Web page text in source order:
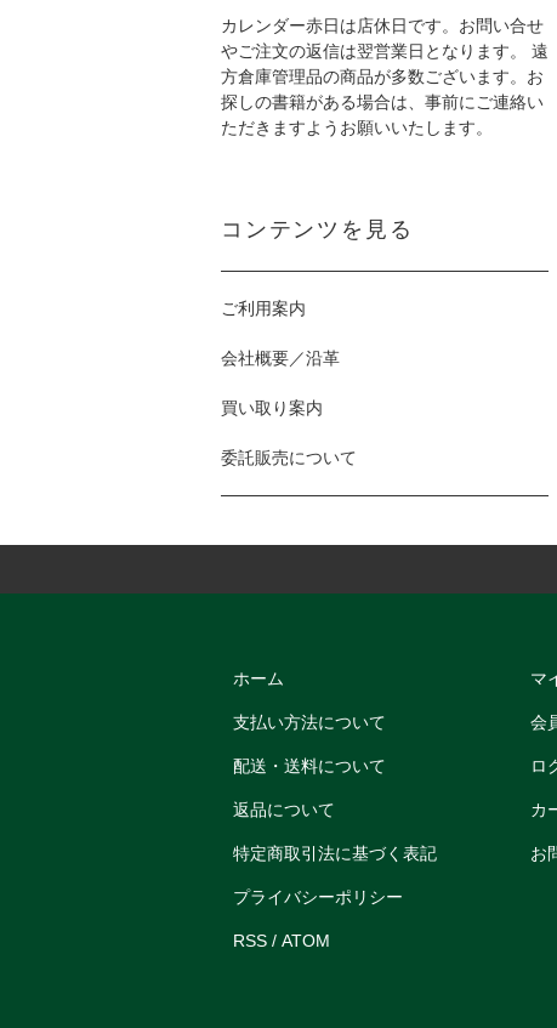
カレンダー赤日は店休日です。お問い合せ
やご注文の返信は翌営業日となります。 遠
方倉庫管理品の商品が多数ございます。お
探しの書籍がある場合は、事前にご連絡い
ただきますようお願いいたします。
コンテンツを見る
ご利用案内
会社概要／沿革
買い取り案内
委託販売について
ホーム
支払い方法について
配送・送料について
返品について
特定商取引法に基づく表記
プライバシーポリシー
RSS/ ATOM
マ
会
ロ
カ
お